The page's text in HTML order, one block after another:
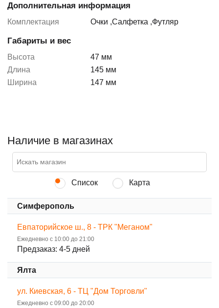
Дополнительная информация
Комплектация Очки ,Салфетка ,Футляр
Габариты и вес
Высота
47 мм
Длина
145 мм
Ширина
147 мм
Наличие в магазинах
Список Карта
Симферополь
Евпаторийское ш., 8 - ТРК "Меганом"
Ежедневно с 10:00 до 21:00
Предзаказ: 4-5 дней
Ялта
ул. Киевская, 6 - ТЦ "Дом Торговли"
Ежедневно с 09:00 до 20:00